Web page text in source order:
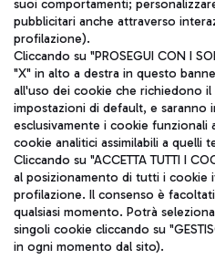
Aeroporti di Roma S.p.A. -
coordinamento di Mundys S.p.A.
Codice fiscale e Registro delle
IVA 06572251004
Capitale sociale 62.224.743,00 int.
Sede legale: Via Pier Paolo
telefono +39 06 65951
suoi comportamenti;
pubblicitari anche attraverso
profilazione).
Cliccando su "PROSEGUI CON I
"X" in alto a destra in questo
all'uso dei cookie che richiedono
impostazioni di default, e saranno
esclusivamente i cookie funzionali
cookie analitici assimilabili a quelli
Cliccando su "ACCETTA TUTTI I
al posizionamento di tutti i cookie
profilazione. Il consenso è
qualsiasi momento. Potrà
singoli cookie cliccando su
in ogni momento dal sito).